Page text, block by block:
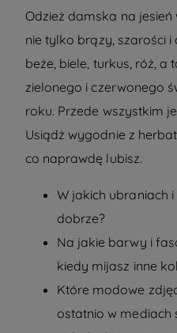
Odzieżdamska na jesień
nie tylko brązy, szarości i
beże, biele, turkus, róż, a
zielonego i czerwonego
roku. Przede wszystkim
Usiądż wygodnie z
co naprawdę lubisz.
W jakich ubraniach
dobrze?
Na jakie barwy i
kiedy mijasz inne
Które modowe
ostatnio w mediach